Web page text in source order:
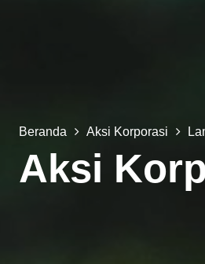
Beranda Aksi Korporasi
Aksi